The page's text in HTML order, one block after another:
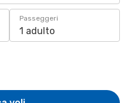
Passeggeri
1 adulto